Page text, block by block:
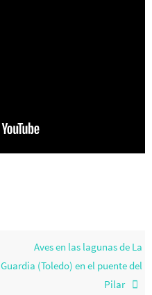
Aves en las lagunas de La
Guardia (Toledo) en el puente del
Pilar